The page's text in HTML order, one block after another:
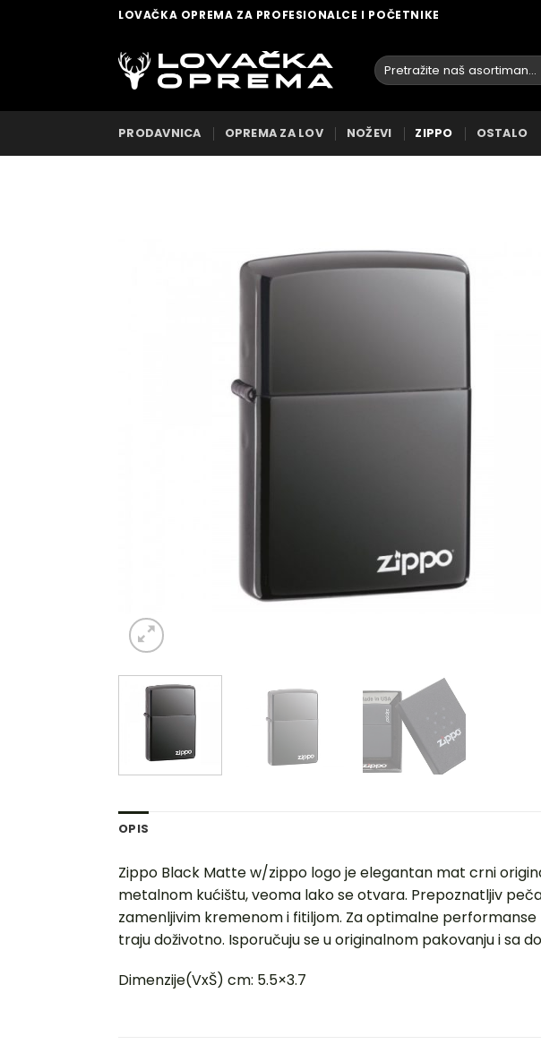
LOVAČKA OPREMA ZA PROFESIONALCE I POČETNIKE
Pretraga
za:
PRODAVNICA OPREMA ZA LOV NOŽEVI ZIPPO OSTALO
OPIS
Zippo Black Matte w/zippo logo je elegantan mat crni
metalnom kućištu, veoma lako se otvara. Prepoznatljiv
zamenljivim kremenom i fitiljom. Za optimalne
traju doživotno. Isporučuju se u originalnom pakovanju i sa
Dimenzije(VxŠ) cm: 5.5×3.7